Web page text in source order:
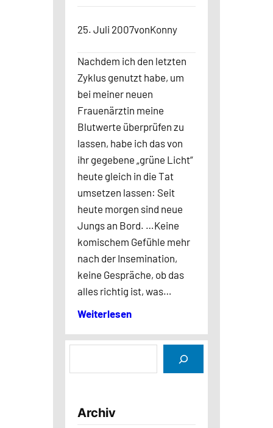
25. Juli 2007vonKonny
Nachdem ich den letzten
Zyklus genutzt habe, um
bei meiner neuen
Frauenärztin meine
Blutwerte überprüfen zu
lassen, habe ich das von
ihr gegebene „grüne Licht“
heute gleich in die Tat
umsetzen lassen: Seit
heute morgen sind neue
Jungs an Bord. …Keine
komischem Gefühle mehr
nach der Insemination,
keine Gespräche, ob das
alles richtig ist, was…
Weiterlesen
Archiv